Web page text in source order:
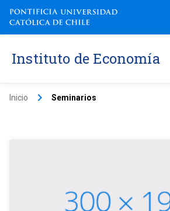
Instituto de Economía
Inicio keyboard_arrow_right Seminarios